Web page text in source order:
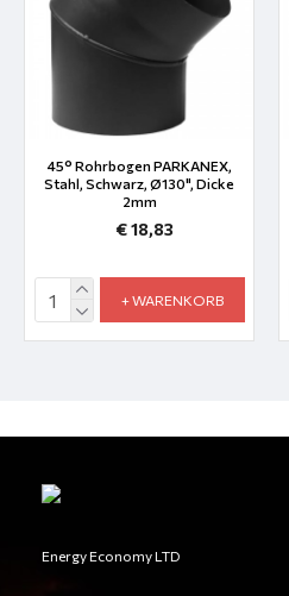
45° Rohrbogen PARKANEX,
Stahl, Schwarz, Ø130", Dicke
2mm
€ 18,83
+ WARENKORB
Energy Economy LTD